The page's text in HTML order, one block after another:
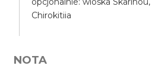
Chirokitiia
NOTA